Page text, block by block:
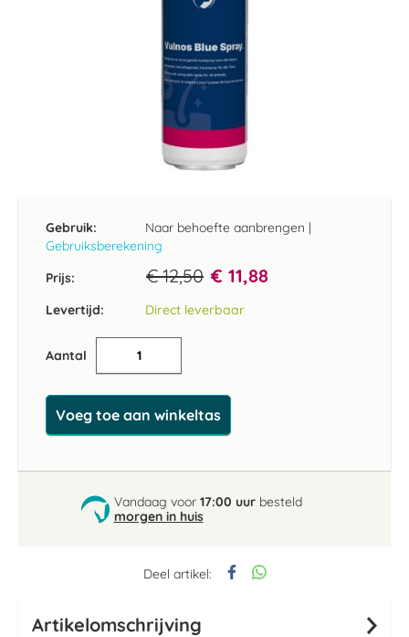
Deel artikel:
Gebruik: Naar behoefte aanbrengen |
Gebruiksberekening
Prijs:
€ 12,50 € 11,88
Levertijd: Direct leverbaar
Aantal
Voeg toe aan winkeltas
Vandaag voor 17:00 uurbesteld
morgen in huis
begin
afbeeldingen-
gallerij
Artikelomschrijving